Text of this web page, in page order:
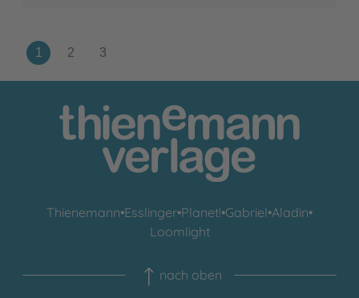
Thienemann•Esslinger•Planet!•Gabriel•Aladin•
Loomlight
nach oben